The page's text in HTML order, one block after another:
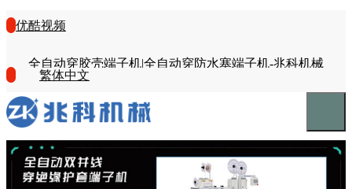
优酷视频
全自动穿胶壳端子机|全自动穿防水塞端子机-兆科机械
繁体中文